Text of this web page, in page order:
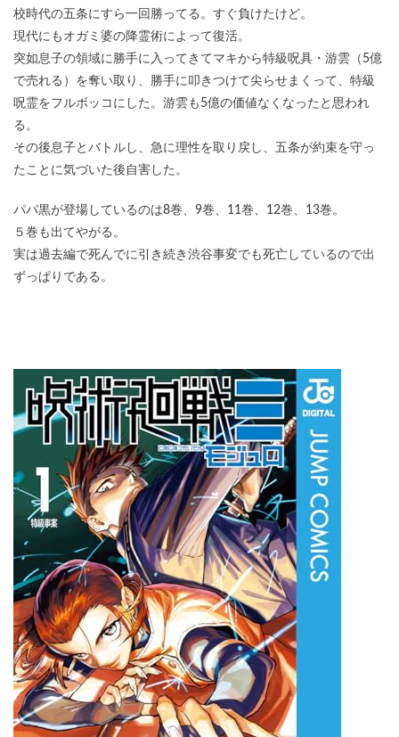
校時代の五条にすら一回勝ってる。すぐ負けたけど。
現代にもオガミ婆の降霊術によって復活。
突如息子の領域に勝手に入ってきてマキから特級呪具・游雲（5億
で売れる）を奪い取り、勝手に叩きつけて尖らせまくって、特級
呪霊をフルボッコにした。游雲も5億の価値なくなったと思われ
る。
その後息子とバトルし、急に理性を取り戻し、五条が約束を守っ
たことに気づいた後自害した。
パパ黒が登場しているのは8巻、9巻、11巻、12巻、13巻。
５巻も出てやがる。
実は過去編で死んでに引き続き渋谷事変でも死亡しているので出
ずっぱりである。